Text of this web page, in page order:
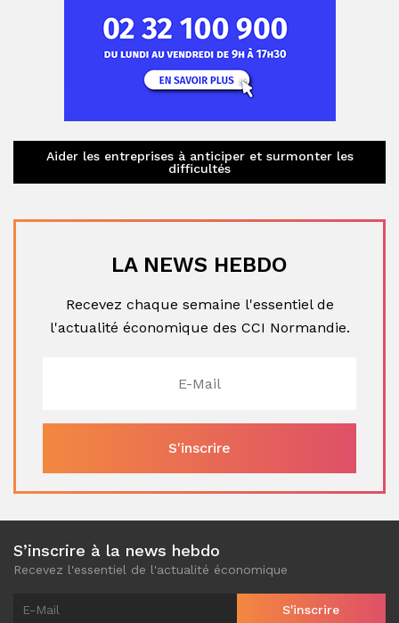
Aider les entreprises à anticiper et surmonter les
difficultés
LA NEWS HEBDO
Recevez chaque semaine l'essentiel de
l'actualité économique des CCI Normandie.
S’inscrire à la news hebdo
Recevez l'essentiel de l'actualité économique